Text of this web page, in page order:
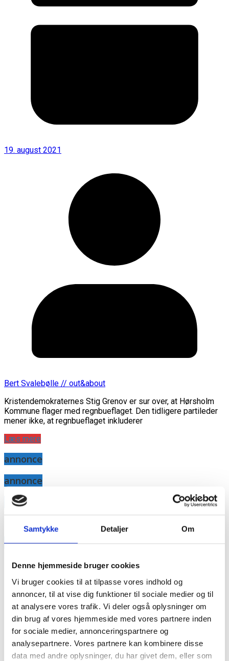
Samtykke Detaljer Om
Denne hjemmeside bruger cookies
Vi bruger cookies til at tilpasse vores indhold og
annoncer, til at vise dig funktioner til sociale medier og til
at analysere vores trafik. Vi deler også oplysninger om
din brug af vores hjemmeside med vores partnere inden
for sociale medier, annonceringspartnere og
analysepartnere. Vores partnere kan kombinere disse
data med andre oplysninger, du har givet dem, eller som
19. august 2021
Bert Svalebølle // out&about
Kristendemokraternes Stig Grenov er sur over, at Hørsholm
Kommune flager med regnbueflaget. Den tidligere partileder
mener ikke, at regnbueflaget inkluderer
Læs mere
annonce
annonce
Like us
RAINBOW BUSINESS DENMARK